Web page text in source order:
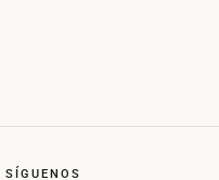
SÍGUENOS